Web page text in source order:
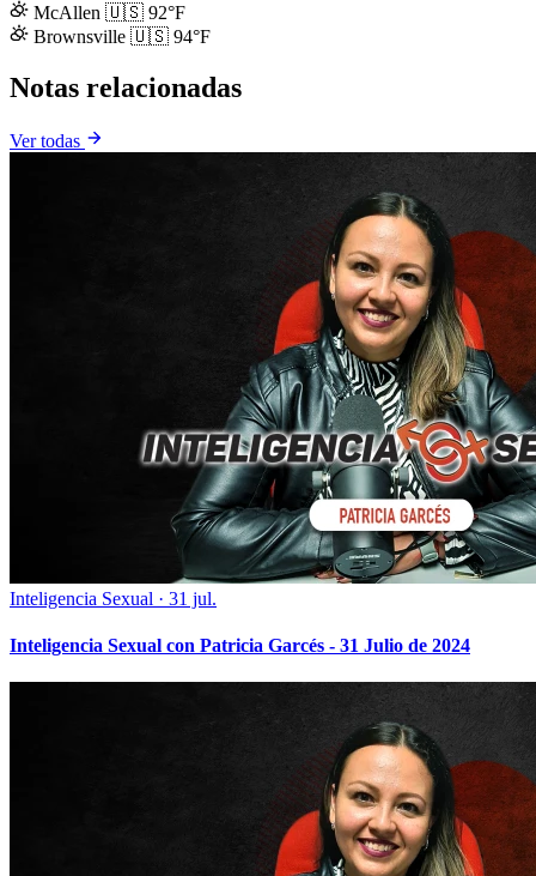
McAllen 🇺🇸 92°F
Brownsville 🇺🇸 94°F
Notas relacionadas
Ver todas
Inteligencia Sexual · 31 jul.
Inteligencia Sexual con Patricia Garcés - 31 Julio de 2024